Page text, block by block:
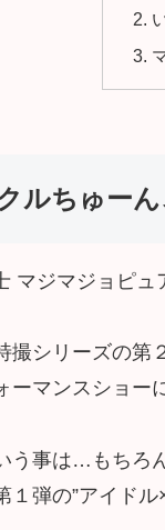
ルちゅー
マジマジョピュ
撮シリーズの第
ーマンスショー
う事は…もちろ
１弾の”アイド